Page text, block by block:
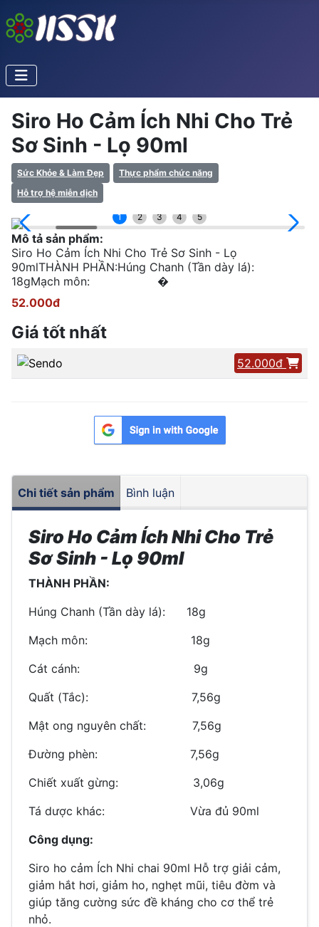
Siro Ho Cảm Ích Nhi Cho Trẻ
Sơ Sinh - Lọ 90ml
Sức Khỏe & Làm Đẹp
Thực phẩm chức năng
Hỗ trợ hệ miễn dịch
1 2 3 4 5
Mô tả sản phẩm:
Siro Ho Cảm Ích Nhi Cho Trẻ Sơ Sinh - Lọ
90mlTHÀNH PHẦN:Húng Chanh (Tần dày lá):
18gMạch môn: �
52.000đ
Giá tốt nhất
52.000đ
Chi tiết sản phẩm Bình luận
Siro Ho Cảm Ích Nhi Cho Trẻ
Sơ Sinh - Lọ 90ml
THÀNH PHẦN:
Húng Chanh (Tần dày lá): 18g
Mạch môn: 18g
Cát cánh: 9g
Quất (Tắc): 7,56g
Mật ong nguyên chất: 7,56g
Đường phèn: 7,56g
Chiết xuất gừng: 3,06g
Tá dược khác: Vừa đủ 90ml
Công dụng:
Siro ho cảm Ích Nhi chai 90ml Hỗ trợ giải cảm,
giảm hắt hơi, giảm ho, nghẹt mũi, tiêu đờm và
giúp tăng cường sức đề kháng cho cơ thể trẻ
nhỏ.